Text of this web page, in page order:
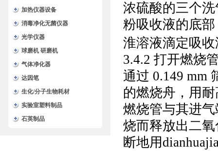
加热仪器设备
消毒净化无菌仪器
光学仪器
球磨机 研磨机
气体净化器
达因笔
生化/分子生物耗材
实验室塑料制品
石英制品
浓硫酸的三个
粉吸收液的底
淮溶液滴定吸
3.4.2 打开燃烧
通过 0.149 mm
的燃烧舟，用
燃烧管与其进
烧而释放出二
断地用